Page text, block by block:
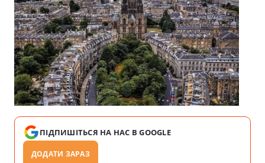
ПІДПИШІТЬСЯ НА НАС В GOOGLE
ДОДАТИ ЗАРАЗ